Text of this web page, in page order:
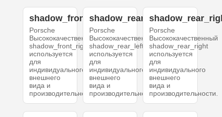
shadow_front_right
Porsche
Высококачественный
shadow_front_right
используется
для
индивидуального
внешнего
вида и
производительности.
shadow_rear_left
Porsche
Высококачественный
shadow_rear_left
используется
для
индивидуального
внешнего
вида и
производительности.
Porsche
Высококачественный
shadow_rear_right
используется
для
индивидуального
внешнего
вида и
производительности.